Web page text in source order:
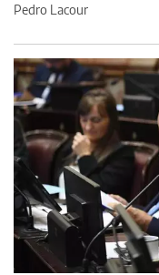
Pedro Lacour